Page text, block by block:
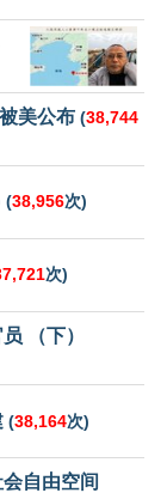
美公布 (38,744
(38,956次)
次)
（下）
(38,164次)
自由空间